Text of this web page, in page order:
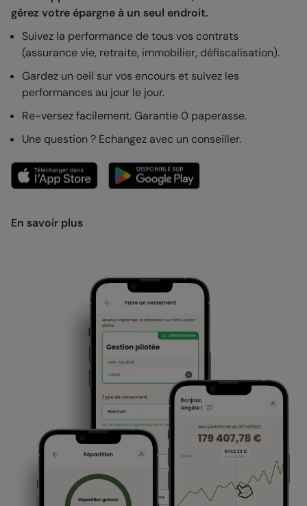
gérez votre épargne à un seul endroit.
Suivez la performance de tous vos contrats
(assurance vie, retraite, immobilier, défiscalisation).
Gardez un oeil sur vos encours et suivez les
performances au jour le jour.
Re-versez facilement. Garantie 0 paperasse.
Une question ? Echangez avec un conseiller.
En savoir plus